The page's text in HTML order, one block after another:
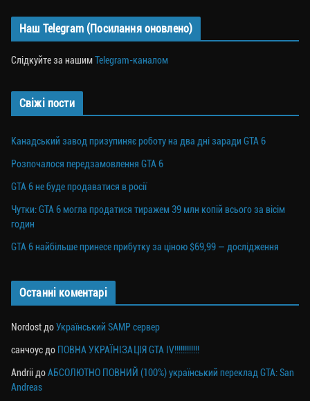
Наш Telegram (Посилання оновлено)
Слідкуйте за нашимTelegram-каналом
Свіжі пости
Канадський завод призупиняє роботу на два дні заради GTA 6
Розпочалося передзамовлення GTA 6
GTA 6 не буде продаватися в росії
Чутки: GTA 6 могла продатися тиражем 39 млн копій всього за вісім
годин
GTA 6 найбільше принесе прибутку за ціною $69,99 — дослідження
Останні коментарі
Nordost доУкраїнський SAMP сервер
санчоус до ПОВНА УКРАЇНІЗАЦІЯ GTA IV!!!!!!!!!!!!
Andrii доАБСОЛЮТНО ПОВНИЙ (100%) український переклад GTA: San
Andreas